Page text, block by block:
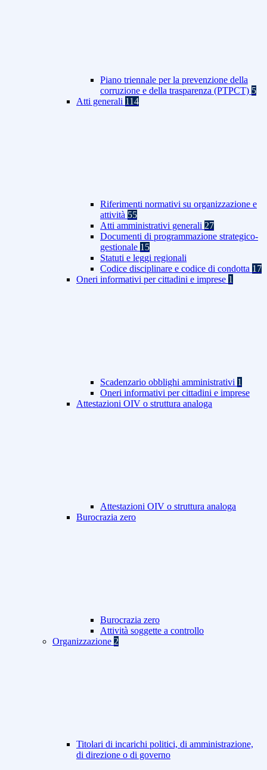
Piano triennale per la prevenzione della
corruzione e della trasparenza (PTPCT) 5
Atti generali 114
Riferimenti normativi su organizzazione e
attività 55
Atti amministrativi generali 27
Documenti di programmazione strategico-
gestionale 15
Statuti e leggi regionali
Codice disciplinare e codice di condotta 17
Oneri informativi per cittadini e imprese 1
Scadenzario obblighi amministrativi 1
Oneri informativi per cittadini e imprese
Attestazioni OIV o struttura analoga
Attestazioni OIV o struttura analoga
Burocrazia zero
Burocrazia zero
Attività soggette a controllo
Organizzazione 2
Titolari di incarichi politici, di amministrazione,
di direzione o di governo